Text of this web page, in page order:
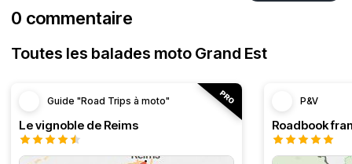
0 commentaire
Toutes les balades moto Grand Est
Guide "Road Trips à moto"
Le vignoble de Reims
P&V